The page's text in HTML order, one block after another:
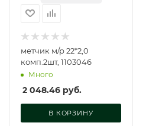
метчик м/р 22*2,0
комп.2шт, 1103046
Много
2 048.46 руб.
В КОРЗИНУ